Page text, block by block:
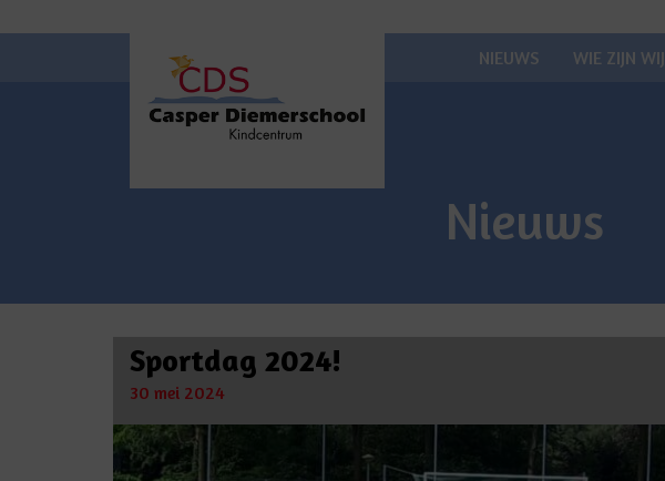
NIEUWS WIE ZIJN WIJ
Nieuws
Sportdag 2024!
30 mei 2024